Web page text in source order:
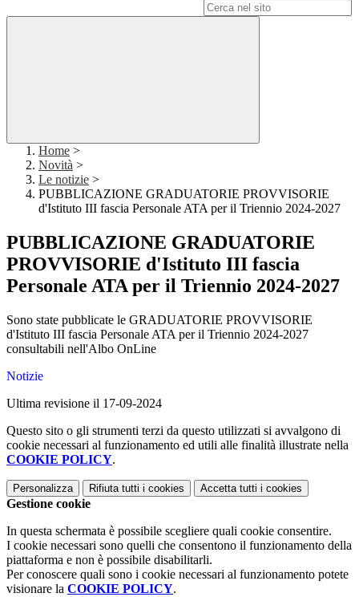
Home >
Novità >
Le notizie >
PUBBLICAZIONE GRADUATORIE PROVVISORIE
d'Istituto III fascia Personale ATA per il Triennio 2024-2027
PUBBLICAZIONE GRADUATORIE
PROVVISORIE d'Istituto III fascia
Personale ATA per il Triennio 2024-2027
Sono state pubblicate le GRADUATORIE PROVVISORIE
d'Istituto III fascia Personale ATA per il Triennio 2024-2027
consultabili nell'Albo OnLine
Notizie
Ultima revisione il 17-09-2024
Questo sito o gli strumenti terzi da questo utilizzati si avvalgono di
cookie necessari al funzionamento ed utili alle finalità illustrate nella
COOKIE POLICY.
Personalizza Rifiuta tutti i cookies Accetta tutti i cookies
Gestione cookie
In questa schermata è possibile scegliere quali cookie consentire.
I cookie necessari sono quelli che consentono il funzionamento della
piattaforma e non è possibile disabilitarli.
Per conoscere quali sono i cookie necessari al funzionamento potete
visionare la COOKIE POLICY.